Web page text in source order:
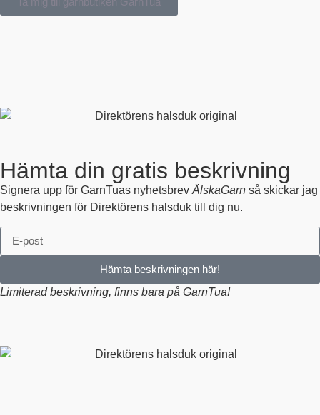
Hämta din gratis beskrivning
Signera upp för GarnTuas nyhetsbrev ÄlskaGarn så skickar jag
beskrivningen för Direktörens halsduk till dig nu.
Hämta beskrivningen här!
Limiterad beskrivning, finns bara på GarnTua!